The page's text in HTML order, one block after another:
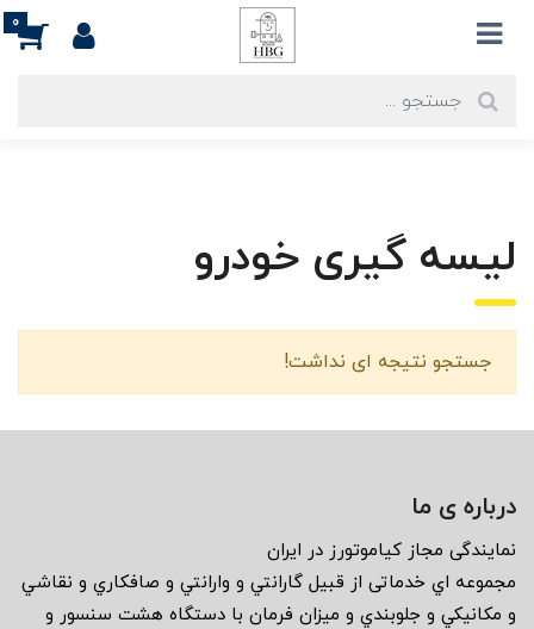
0
لیسه گیری خودرو
جستجو نتیجه ای نداشت!
درباره ی ما
نمايندگى مجاز كياموتورز در ايران
مجموعه اي خدماتى از قبيل گارانتي و وارانتي و صافكاري و نقاشي
و مكانيكي و جلوبندي و ميزان فرمان با دستگاه هشت سنسور و